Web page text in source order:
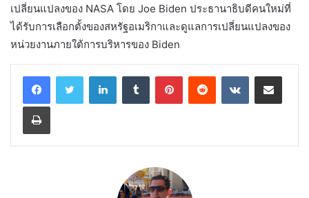
เปลี่ยนแปลงของ NASA โดย Joe Biden ประธานาธิบดีคนใหม่ที่
ได้รับการเลือกตั้งของสหรัฐอเมริกาและดูแลการเปลี่ยนแปลงของ
หน่วยงานภายใต้การบริหารของ Biden
LinkedInTumblr PinterestReddit VKontakteShare via Email
Print